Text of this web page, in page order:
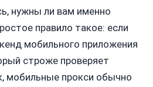
нужны ли вам именно
правило такое: если
мобильного приложения
строже проверяет
мобильные прокси обычно